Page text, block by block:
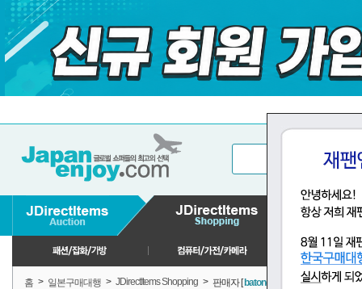
홈 > 일본구매대행 > JDirectItems Shopping > 판매자 [baton-store ] 판매상품